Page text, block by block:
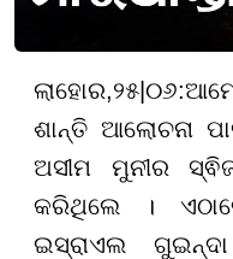
ଲାହୋର,୨୫|୦୬:
ଶାନ୍ତି ଆଲୋଚନା
ଅସୀମ ମୁନୀର
କରିଥିଲେ ।
ଇସ୍ରାଏଲ